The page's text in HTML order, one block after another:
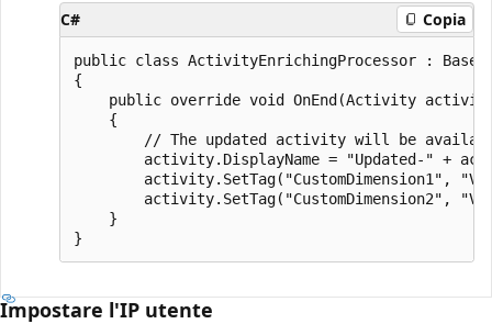
C# Copia
public class ActivityEnrichingProcessor :
{
public override void OnEnd(Activity
    {
// The updated activity will be
activity.DisplayName = "Updated-" +
activity.SetTag("CustomDimension1",
activity.SetTag("CustomDimension2",
    }
Impostare l'IP utente